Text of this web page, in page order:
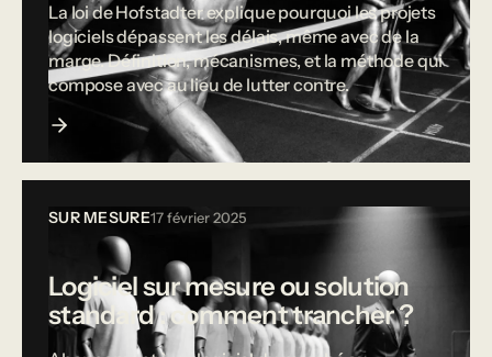
La loi de Hofstadter explique pourquoi les projets
logiciels dépassent les délais, même avec de la
marge. Définition, mécanismes, et la méthode qui
compose avec au lieu de lutter contre.
SUR MESURE17 février 2025
Logiciel sur mesure ou solution
standard : comment trancher ?